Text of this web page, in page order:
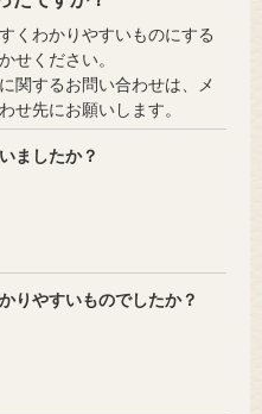
くわかりやすいものにする
せください。
関するお問い合わせは、メ
せ先にお願いします。
ましたか？
りやすいものでしたか？